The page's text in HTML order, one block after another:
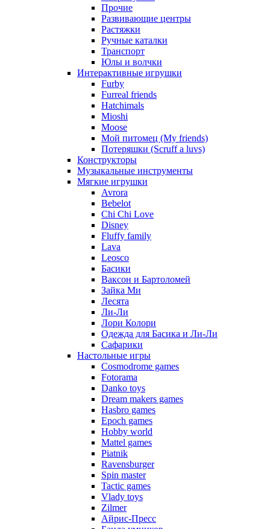
Прочие
Развивающие центры
Растяжки
Ручные каталки
Транспорт
Юлы и волчки
Интерактивные игрушки
Furby
Furreal friends
Hatchimals
Mioshi
Moose
Мой питомец (My friends)
Потеряшки (Scruff a luvs)
Конструкторы
Музыкальные инструменты
Мягкие игрушки
Avrora
Bebelot
Chi Chi Love
Disney
Fluffy family
Lava
Leosco
Басики
Ваксон и Бартоломей
Зайка Ми
Лесята
Ли-Ли
Лори Колори
Одежда для Басика и Ли-Ли
Сафарики
Настольные игры
Cosmodrome games
Fotorama
Danko toys
Dream makers games
Hasbro games
Epoch games
Hobby world
Mattel games
Piatnik
Ravensburger
Spin master
Tactic games
Vlady toys
Zilmer
Айрис-Пресс